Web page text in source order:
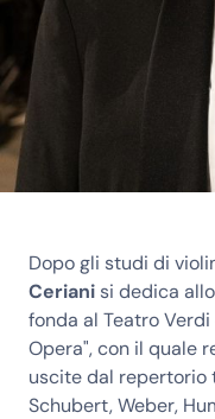
Dopo gli studi di
Ceriani si dedica
fonda al Teatro
Opera", con il quale
uscite dal repertorio
Schubert, Weber,